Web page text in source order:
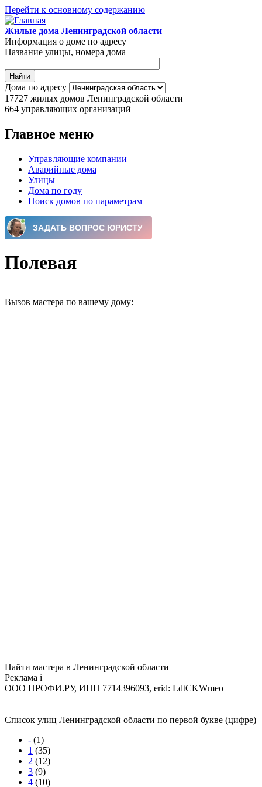
Перейти к основному содержанию
Жилые дома Ленинградской области
Информация о доме по адресу
Название улицы, номера дома
Дома по адресу
17727 жилых домов Ленинградской области
664 управляющих организаций
Главное меню
Управляющие компании
Аварийные дома
Улицы
Дома по году
Поиск домов по параметрам
Полевая
Вызов мастера по вашему дому:
Найти мастера в Ленинградской области
Реклама i
ООО ПРОФИ.РУ, ИНН 7714396093, erid: LdtCKWmeo
Список улиц Ленинградской области по первой букве (цифре)
- (1)
1 (35)
2 (12)
3 (9)
4 (10)